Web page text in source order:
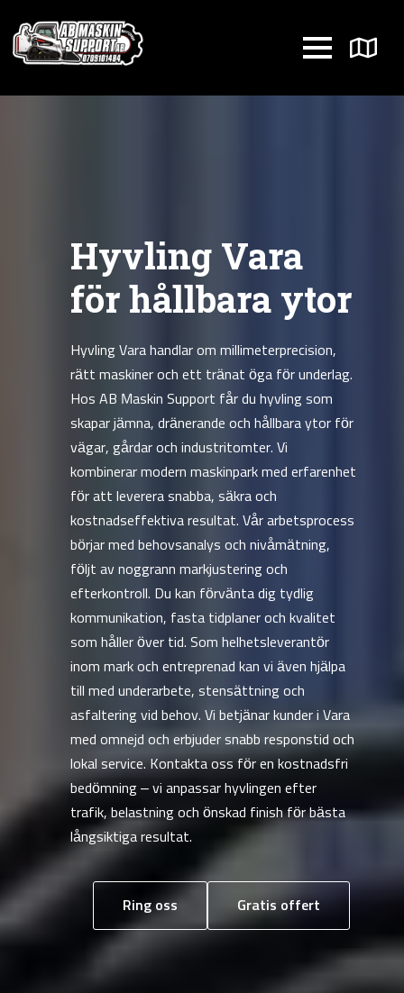
Hyvling Vara
för hållbara ytor
Hyvling Vara handlar om millimeterprecision,
rätt maskiner och ett tränat öga för underlag.
Hos AB Maskin Support får du hyvling som
skapar jämna, dränerande och hållbara ytor för
vägar, gårdar och industritomter. Vi
kombinerar modern maskinpark med erfarenhet
för att leverera snabba, säkra och
kostnadseffektiva resultat. Vår arbetsprocess
börjar med behovsanalys och nivåmätning,
följt av noggrann markjustering och
efterkontroll. Du kan förvänta dig tydlig
kommunikation, fasta tidplaner och kvalitet
som håller över tid. Som helhetsleverantör
inom mark och entreprenad kan vi även hjälpa
till med underarbete, stensättning och
asfaltering vid behov. Vi betjänar kunder i Vara
med omnejd och erbjuder snabb responstid och
lokal service. Kontakta oss för en kostnadsfri
bedömning – vi anpassar hyvlingen efter
trafik, belastning och önskad finish för bästa
långsiktiga resultat.
Ring oss Gratis offert